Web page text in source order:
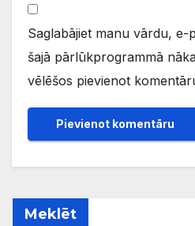
Saglabājiet manu vārdu, e-
šajā pārlūkprogrammā
vēlēšos pievienot
Meklēt